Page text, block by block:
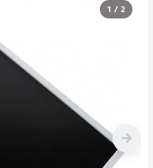
1 / 2